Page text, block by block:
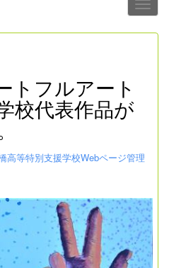
トフルアート
校代表作品が
高等特別支援学校Webページ管理